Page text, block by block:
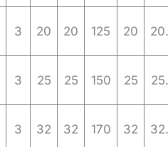
3 20 20 125 20
3 25 25 150 25
3 32 32 170 32